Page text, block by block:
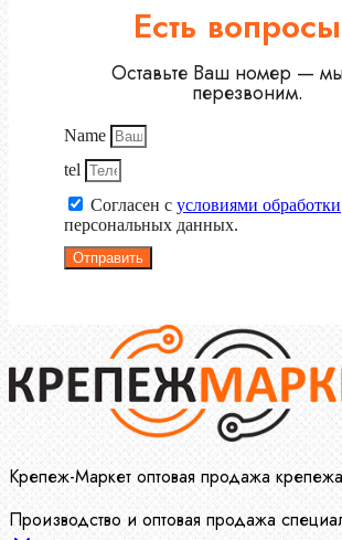
Есть
Оставьте Ваш номер —
перезвоним.
Name
tel
Согласен с условиями обработки
персональных данных.
Отправить
Крепеж-Маркет оптовая продажа
Производство и оптовая продажа